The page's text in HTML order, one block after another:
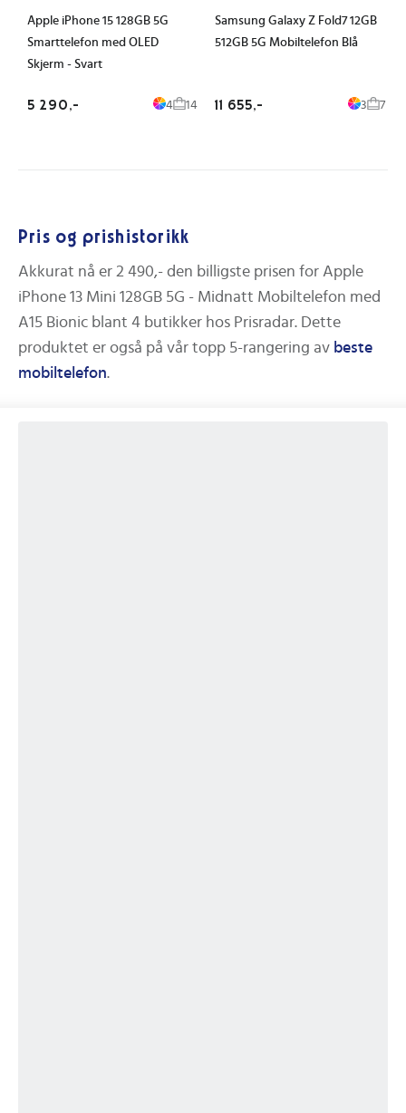
Apple iPhone 15 128GB 5G
Smarttelefon med OLED
Skjerm - Svart
5 290,- 4 14
Samsung Galaxy Z Fold7 12GB
512GB 5G Mobiltelefon Blå
11 655,- 3 7
Pris og prishistorikk
Akkurat nå er 2 490,- den billigste prisen for Apple
iPhone 13 Mini 128GB 5G - Midnatt Mobiltelefon med
A15 Bionic blant 4 butikker hos Prisradar. Dette
produktet er også på vår topp 5-rangering av beste
mobiltelefon.